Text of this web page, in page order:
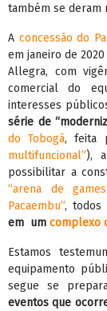
também se deram
A concessão do
em janeiro de
Allegra, com
comercial do
interesses
série de
do Tobogã, feita
multifuncional”),
possibilitar a
“arena de
Pacaembu”, todos
em um complexo
Estamos
equipamento
segue se
eventos que